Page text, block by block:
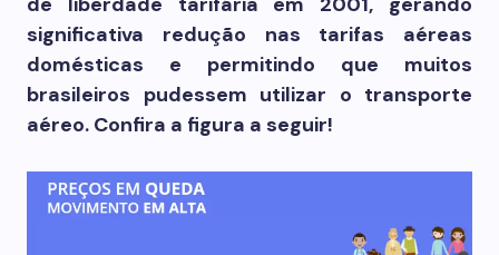
significativa redução nas tarifas aéreas
domésticas e permitindo que muitos
brasileiros pudessem utilizar o transporte
aéreo. Confira a figura a seguir!